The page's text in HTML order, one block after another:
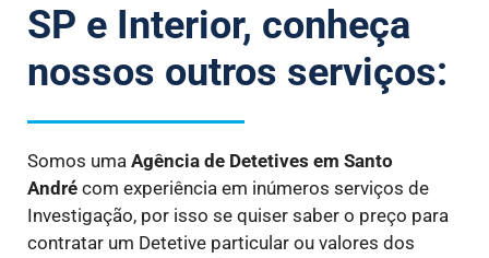
SP e Interior, conheça
nossos outros serviços:
Somos uma Agência de Detetives em Santo
André com experiência em inúmeros serviços de
Investigação, por isso se quiser saber o preço para
contratar um Detetive particular ou valores dos